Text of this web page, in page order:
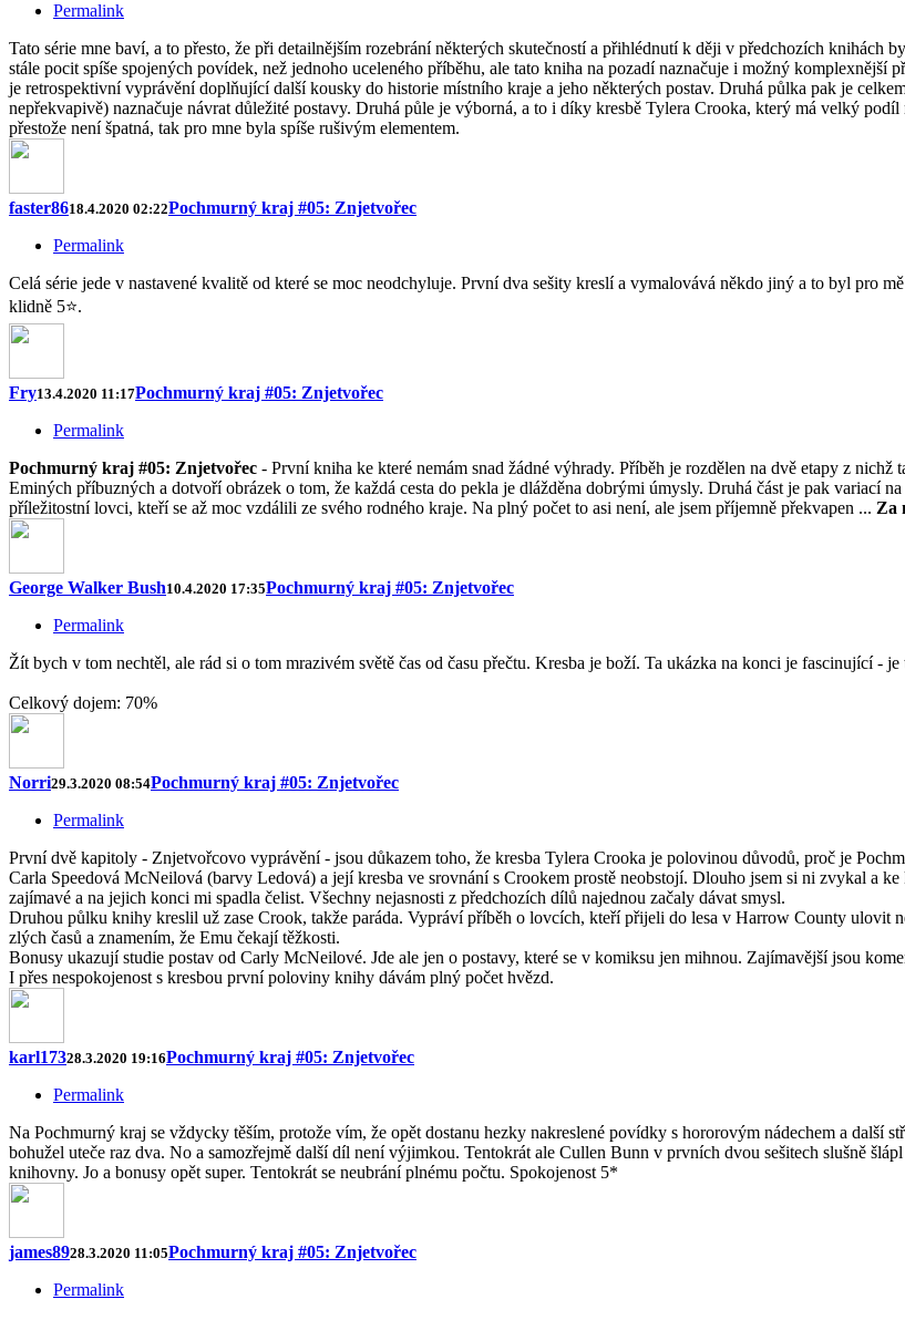
Permalink
Tato série mne baví, a to přesto, že při detailnějším rozebrání některých skutečností a přihlédnutí k ději v předchozích knihách
stále pocit spíše spojených povídek, než jednoho uceleného příběhu, ale tato kniha na pozadí naznačuje i možný
je retrospektivní vyprávění doplňující další kousky do historie místního kraje a jeho některých postav. Druhá půlka pak je
nepřekvapivě) naznačuje návrat důležité postavy. Druhá půle je výborná, a to i díky kresbě Tylera Crooka, který má velký
přestože není špatná, tak pro mne byla spíše rušivým elementem.
faster8618.4.2020 02:22Pochmurný kraj #05: Znjetvořec
Permalink
Celá série jede v nastavené kvalitě od které se moc neodchyluje. První dva sešity kreslí a vymalovává někdo jiný a to byl pro
klidně 5⭐.
Fry13.4.2020 11:17Pochmurný kraj #05: Znjetvořec
Permalink
Pochmurný kraj #05: Znjetvořec - První kniha ke které nemám snad žádné výhrady. Příběh je rozdělen na dvě etapy z
Eminých příbuzných a dotvoří obrázek o tom, že každá cesta do pekla je dlážděna dobrými úmysly. Druhá část je pak variací
příležitostní lovci, kteří se až moc vzdálili ze svého rodného kraje. Na plný počet to asi není, ale jsem příjemně překvapen ... Za
George Walker Bush10.4.2020 17:35Pochmurný kraj #05: Znjetvořec
Permalink
Žít bych v tom nechtěl, ale rád si o tom mrazivém světě čas od času přečtu. Kresba je boží. Ta ukázka na konci je fascinující -
Celkový dojem: 70%
Norri29.3.2020 08:54Pochmurný kraj #05: Znjetvořec
Permalink
První dvě kapitoly - Znjetvořcovo vyprávění - jsou důkazem toho, že kresba Tylera Crooka je polovinou důvodů, proč je
Carla Speedová McNeilová (barvy Ledová) a její kresba ve srovnání s Crookem prostě neobstojí. Dlouho jsem si ni zvykal a
zajímavé a na jejich konci mi spadla čelist. Všechny nejasnosti z předchozích dílů najednou začaly dávat smysl.
Druhou půlku knihy kreslil už zase Crook, takže paráda. Vypráví příběh o lovcích, kteří přijeli do lesa v Harrow County ulovit
zlých časů a znamením, že Emu čekají těžkosti.
Bonusy ukazují studie postav od Carly McNeilové. Jde ale jen o postavy, které se v komiksu jen mihnou. Zajímavější jsou
I přes nespokojenost s kresbou první poloviny knihy dávám plný počet hvězd.
karl17328.3.2020 19:16Pochmurný kraj #05: Znjetvořec
Permalink
Na Pochmurný kraj se vždycky těším, protože vím, že opět dostanu hezky nakreslené povídky s hororovým nádechem a další
bohužel uteče raz dva. No a samozřejmě další díl není výjimkou. Tentokrát ale Cullen Bunn v prvních dvou sešitech slušně
knihovny. Jo a bonusy opět super. Tentokrát se neubrání plnému počtu. Spokojenost 5*
james8928.3.2020 11:05Pochmurný kraj #05: Znjetvořec
Permalink